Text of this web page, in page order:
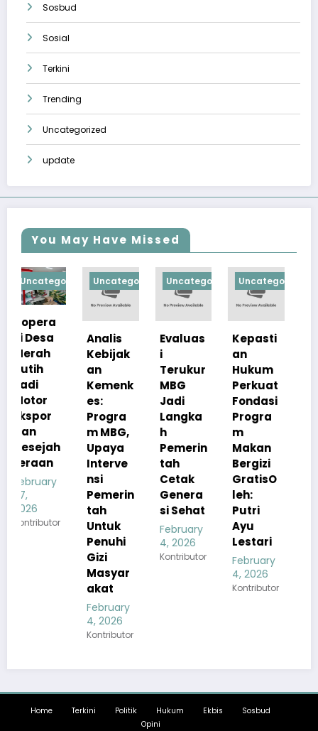
Sosbud
Sosial
Terkini
Trending
Uncategorized
update
You May Have Missed
Uncategorized
Analis
Kebijak
an
Kemenk
es:
Progra
m MBG,
Upaya
Interve
nsi
tah
Untuk
Uncategorized
Evaluas
i
Terukur
MBG
Jadi
Langka
h
Pemerin
tah
Cetak
Genera
si Sehat
February
4, 2026
Kontributor
Uncategorized
Kepasti
Hukum
Perkuat
Fondasi
Progra
Makan
Bergizi
GratisO
leh:
Putri
Ayu
Lestari
February
Apresia
si
Pemerin
tah
Pastika
n
s Menu
MBG
Tetap
Sesuai
Standar
Gizi
February
4, 2026
Kontributor
Home Terkini Politik Hukum Ekbis
Sosbud
Opini